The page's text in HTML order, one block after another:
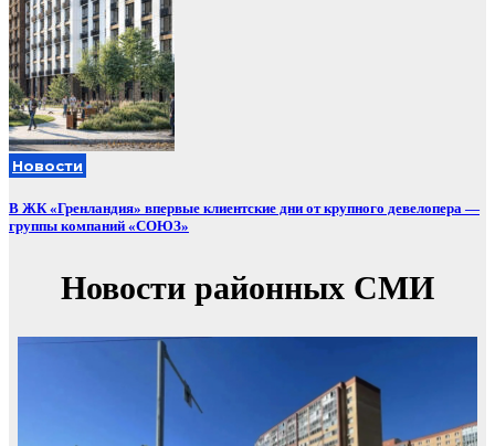
Новости
В ЖК «Гренландия» впервые клиентские дни от крупного девелопера —
группы компаний «СОЮЗ»